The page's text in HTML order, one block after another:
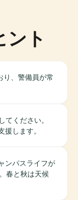
ント
り、警備員が常
てください。
援します。
ンパスライフが
春と秋は天候